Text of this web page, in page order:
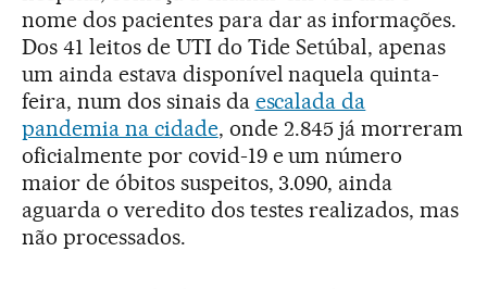
nome dos pacientes para dar as informações.
Dos 41 leitos de UTI do Tide Setúbal, apenas
um ainda estava disponível naquela quinta-
feira, num dos sinais da escalada da
pandemia na cidade, onde 2.845 já morreram
oficialmente por covid-19 e um número
maior de óbitos suspeitos, 3.090, ainda
aguarda o veredito dos testes realizados, mas
não processados.